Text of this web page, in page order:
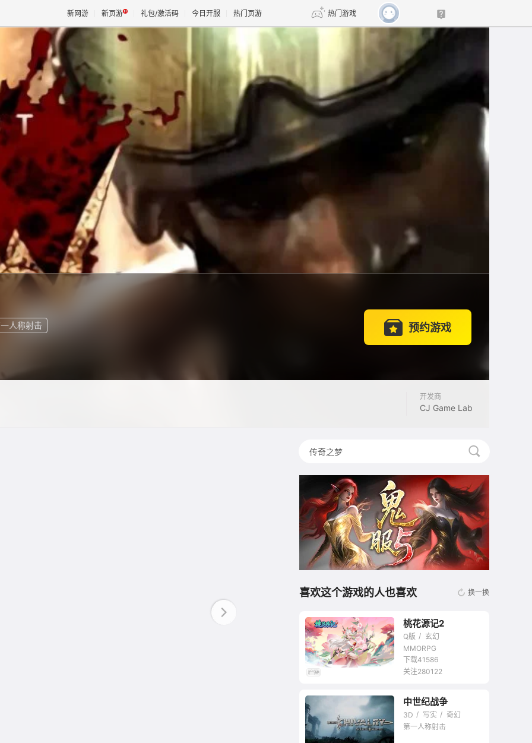
新网游 新页游 礼包/激活码 今日开服 热门页游 热门游戏
魔兽
剑网3旗舰版 新天龙八部
诛仙世界 新仙侠5
人称射击 预约游戏
开发商
CJ Game Lab
喜欢这个游戏的人也喜欢 换一换
桃花源记2
Q版
玄幻
MMORPG
下载41586
关注280122
中世纪战争
3D 写实
奇幻
第一人称射击